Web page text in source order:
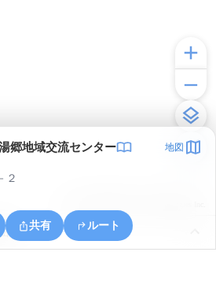
郷地域交流センター 地図
２
共有 ルート